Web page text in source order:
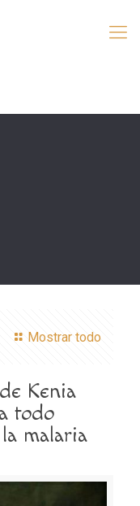
Mostrar todo
Kenia
todo
malaria